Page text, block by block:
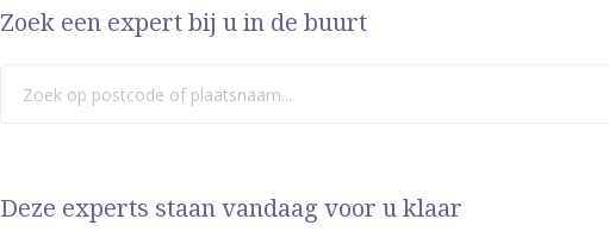
Zoek een expert bij u in de buurt
Deze experts staan vandaag voor u klaar